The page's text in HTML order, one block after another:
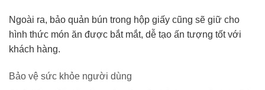
Ngoài ra, bảo quản bún trong hộp giấy cũng sẽ giữ cho
hình thức món ăn được bắt mắt, dễ tạo ấn tượng tốt với
khách hàng.
Bảo vệ sức khỏe người dùng